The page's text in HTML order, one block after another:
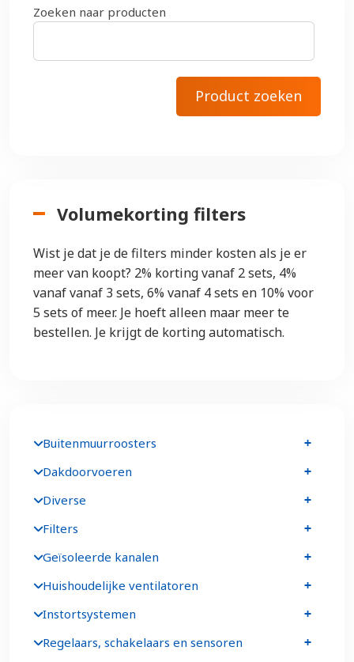
Zoeken naar producten
Volumekorting filters
Wist je dat je de filters minder kosten als je er
meer van koopt? 2% korting vanaf 2 sets, 4%
vanaf vanaf 3 sets, 6% vanaf 4 sets en 10% voor
5 sets of meer. Je hoeft alleen maar meer te
bestellen. Je krijgt de korting automatisch.
Buitenmuurroosters
Dakdoorvoeren
Diverse
Filters
Geïsoleerde kanalen
Huishoudelijke ventilatoren
Instortsystemen
Regelaars, schakelaars en sensoren